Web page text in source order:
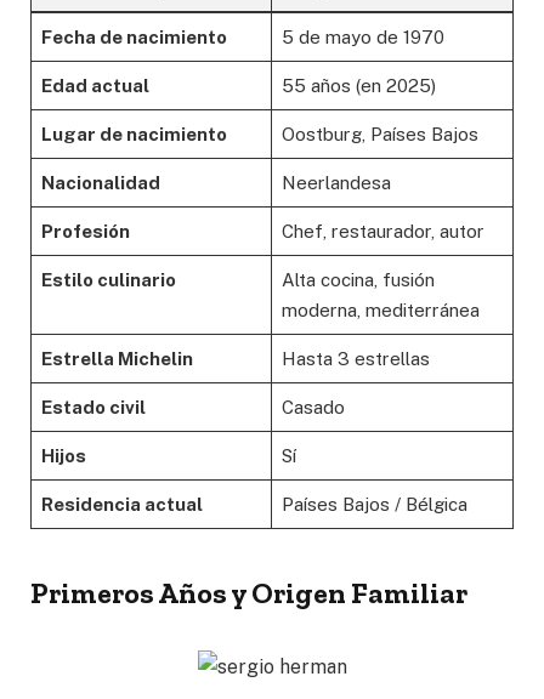
Fecha de nacimiento 5 de mayo de 1970
Edad actual 55 años (en 2025)
Lugar de nacimiento Oostburg, Países Bajos
Nacionalidad Neerlandesa
Profesión Chef, restaurador, autor
Estilo culinario
Alta cocina, fusión
moderna, mediterránea
Estrella Michelin Hasta 3 estrellas
Estado civil Casado
Hijos Sí
Residencia actual Países Bajos / Bélgica
Primeros Años y Origen Familiar